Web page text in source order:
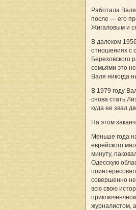
Работала
после — его
Жигаловым и
В далеком
отношениях с
Березовского
семьями это
Валя никогда
В 1979 году
снова стать
куда ее звал
На этом
Меньше года
еврейского
минуту,
Одесскую
совершенно
всю свою
журналистом,